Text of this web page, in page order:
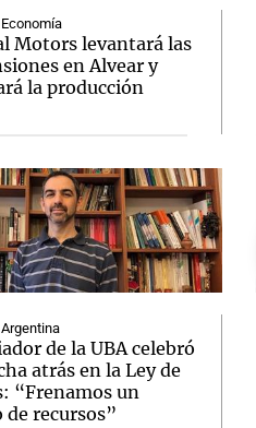
Motors levantará las
en Alvear y
la producción
de la UBA celebró
atrás en la Ley de
“Frenamos un
de recursos”
Notas